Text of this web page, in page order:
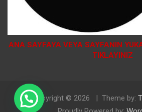
ANA SAYFAYA VEYA SAYFANIN
TIKLAYINIZ
Copyright © 2026 Theme by:
Doğal Tosya Balı